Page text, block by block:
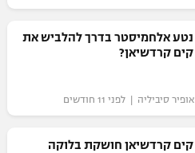
נטע אלחמיסטר בדרך להלביש את
קים קרדשיאן?
אופיר סיביליה | לפני 11 חודשים
קים קרדשיאן חושקת בלוקה